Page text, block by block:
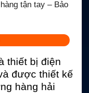
tận tay – Bảo
thiết bị điện
được thiết kế
hàng hải